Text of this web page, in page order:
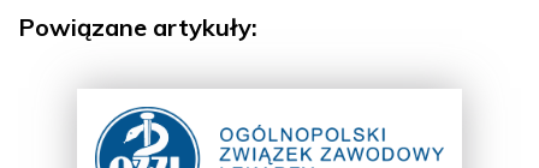
Powiązane artykuły: